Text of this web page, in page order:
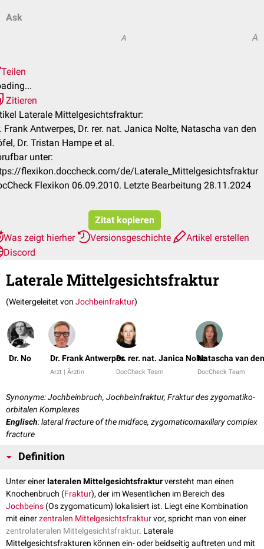
Ask
A A
Teilen
Zitieren
Laterale Mittelgesichtsfraktur:
Frank Antwerpes, Dr. rer. nat. Janica Nolte, Natascha van den
Dr. Tristan Hampe et al.
unter:
flexikon.doccheck.com/de/Laterale_Mittelgesichtsfraktur
Flexikon 06.09.2010. Letzte Bearbeitung 28.11.2024
Zitat kopieren
Was zeigt hierher
Versionsgeschichte
Artikel erstellen
Discord
Laterale Mittelgesichtsfraktur
(Weitergeleitet von Jochbeinfraktur)
Dr. No Dr. Frank Antwerpes
Arzt | Ärztin
Dr. rer. nat. Janica Nolte
DocCheck Team
Natascha van
DocCheck Team
Synonyme: Jochbeinbruch, Jochbeinfraktur, Fraktur des zygomatiko-
orbitalen Komplexes
Englisch: lateral fracture of the midface, zygomaticomaxillary complex
fracture
Definition
Unter einer lateralen Mittelgesichtsfrakturversteht man einen
Knochenbruch (Fraktur), der im Wesentlichen im Bereich des
Jochbeins (Os zygomaticum) lokalisiert ist. Liegt eine Kombination
mit einerzentralen Mittelgesichtsfrakturvor, spricht man von einer
zentrolateralen Mittelgesichtsfraktur. Laterale
Mittelgesichtsfrakturen können ein- oder beidseitig auftreten und mit